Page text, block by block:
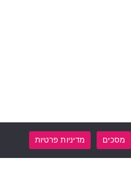
מסכים מדיניות פרטיות